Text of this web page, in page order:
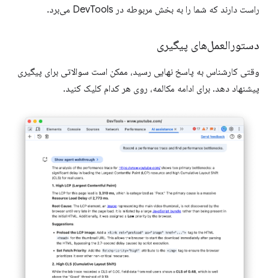
راست دارند که شما را به بخش مربوطه در DevTools می‌برد.
دستورالعمل‌های پیگیری
وقتی کارشناس به پاسخ نهایی رسید، ممکن است سوالاتی برای پیگیری
پیشنهاد دهد. برای ادامه مکالمه، روی هر کدام کلیک کنید.